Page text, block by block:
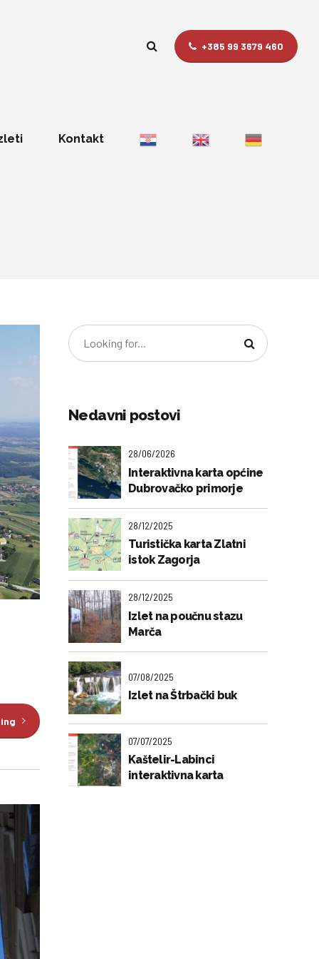
+385 99 3679 460
Kontakt
Nedavni postovi
28/06/2026
Interaktivna karta općine
Dubrovačko primorje
28/12/2025
Turistička karta Zlatni
istok Zagorja
28/12/2025
Izlet na poučnu stazu
Marča
07/08/2025
Izlet na Štrbački buk
07/07/2025
Kaštelir-Labinci
interaktivna karta